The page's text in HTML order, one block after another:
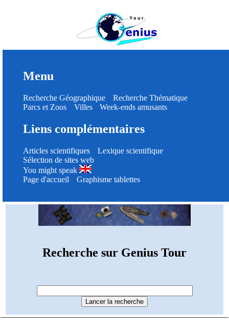
Menu
Recherche Géographique
Recherche Thématique
Parcs et Zoos
Villes Week-ends amusants
Liens complémentaires
Articles scientifiques
Lexique scientifique
Sélection de sites web
You might speak
Page d'accueil
Graphisme tablettes
Recherche sur Genius Tour